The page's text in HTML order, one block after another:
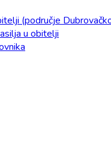
(područje
u obitelji